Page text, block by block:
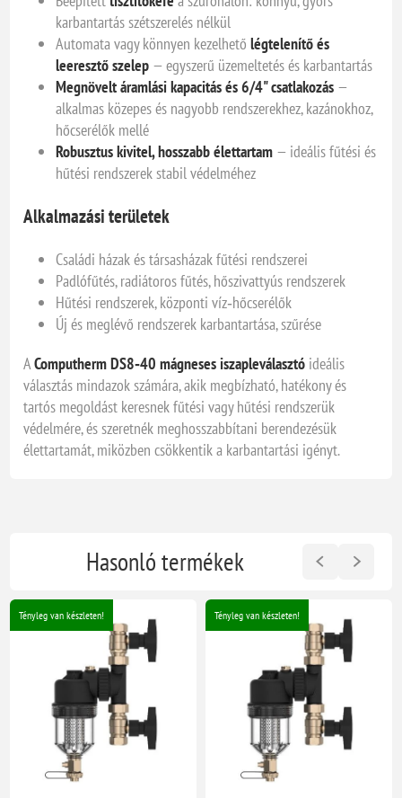
karbantartás szétszerelés nélkül
Automata vagy könnyen kezelhetőlégtelenítő és
leeresztő szelep — egyszerű üzemeltetés és karbantartás
Megnövelt áramlási kapacitás és 6/4" csatlakozás —
alkalmas közepes és nagyobb rendszerekhez, kazánokhoz,
hőcserélők mellé
Robusztus kivitel, hosszabb élettartam — ideális fűtési és
hűtési rendszerek stabil védelméhez
Alkalmazási területek
Családi házak és társasházak fűtési rendszerei
Padlófűtés, radiátoros fűtés, hőszivattyús rendszerek
Hűtési rendszerek, központi víz‑hőcserélők
Új és meglévő rendszerek karbantartása, szűrése
AComputherm DS8‑40 mágneses iszapleválasztó ideális
választás mindazok számára, akik megbízható, hatékony és
tartós megoldást keresnek fűtési vagy hűtési rendszerük
védelmére, és szeretnék meghosszabbítani berendezésük
élettartamát, miközben csökkentik a karbantartási igényt.
Hasonló termékek
Tényleg van készleten! Tényleg van készleten!